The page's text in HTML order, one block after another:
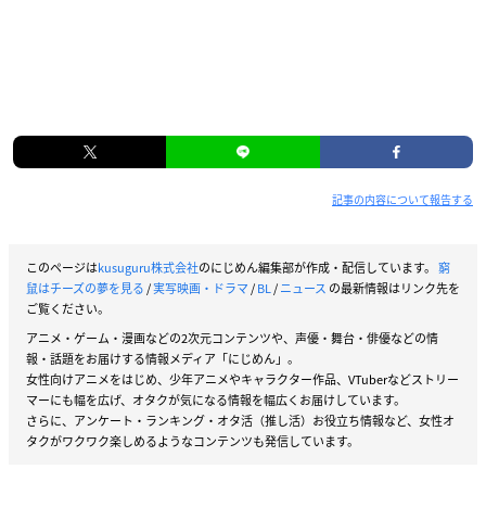
記事の内容について報告する
このページはkusuguru株式会社のにじめん編集部が作成・配信しています。 窮
鼠はチーズの夢を見る/実写映画・ドラマ/BL/ニュース の最新情報はリンク先を
ご覧ください。
アニメ・ゲーム・漫画などの2次元コンテンツや、声優・舞台・俳優などの情
報・話題をお届けする情報メディア「にじめん」。
女性向けアニメをはじめ、少年アニメやキャラクター作品、VTuberなどストリー
マーにも幅を広げ、オタクが気になる情報を幅広くお届けしています。
さらに、アンケート・ランキング・オタ活（推し活）お役立ち情報など、女性オ
タクがワクワク楽しめるようなコンテンツも発信しています。